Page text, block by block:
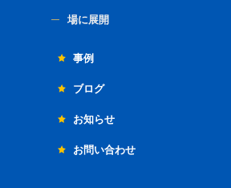
場に展開
事例
ブログ
お知らせ
お問い合わせ